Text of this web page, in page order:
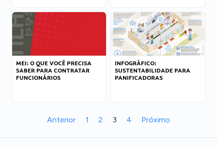
MEI: O QUE VOCÊ PRECISA
SABER PARA CONTRATAR
FUNCIONÁRIOS
INFOGRÁFICO:
SUSTENTABILIDADE PARA
PANIFICADORAS
Anterior 1 2 3 4 Próximo